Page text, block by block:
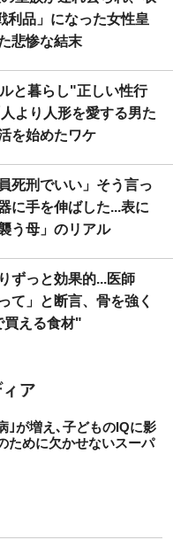
利品」になった女性皇
悲惨な結末
と暮らし"正しい性行
より人形を愛する男た
を始めたワケ
死刑でいい」そう言っ
に手を伸ばした...表に
う母」のリアル
ずっと効果的...医師
て」と断言、骨を強く
買える食材"
｣が増え､子どものIQに影
ために欠かせないスーパ